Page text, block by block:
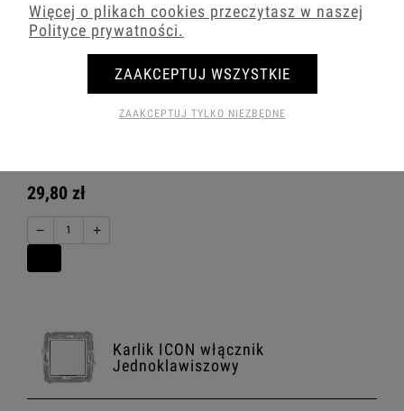
29,80 zł
− +
Karlik ICON włącznik
Jednoklawiszowy
Więcej o plikach cookies przeczytasz w naszej
Polityce prywatności.
ZAAKCEPTUJ TYLKO NIEZBĘDNE
ZAAKCEPTUJ WSZYSTKIE